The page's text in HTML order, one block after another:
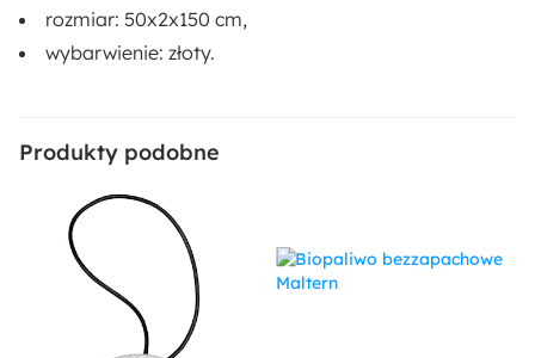
rozmiar: 50x2x150 cm,
wybarwienie: złoty.
Produkty podobne